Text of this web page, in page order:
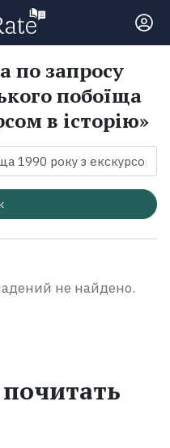
по запросу
побоїща
в історію»
не найдено.